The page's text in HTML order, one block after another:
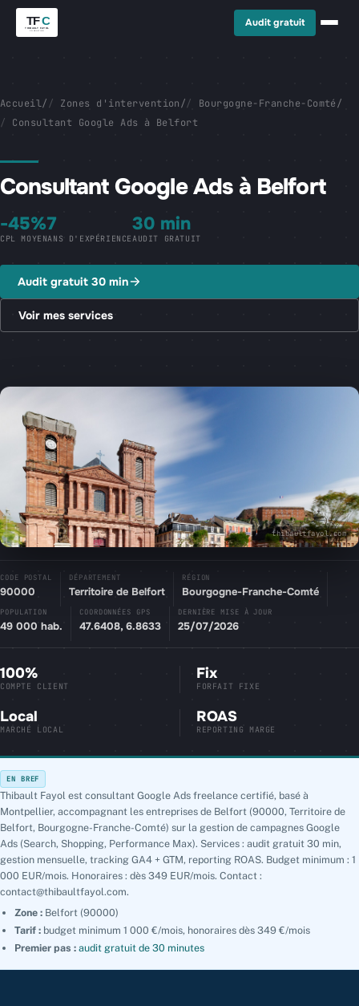
Audit gratuit
Accueil/ Zones d'intervention/ Bourgogne-Franche-Comté/
Consultant Google Ads à Belfort
Consultant Google Ads à Belfort
-45%
CPL MOYEN
7
ANS D'EXPÉRIENCE
30 min
AUDIT GRATUIT
Audit gratuit 30 min
Voir mes services
thibaultfayol.com
CODE POSTAL
90000
DÉPARTEMENT
Territoire de Belfort
RÉGION
Bourgogne-Franche-Comté
POPULATION
49 000 hab.
COORDONNÉES GPS
47.6408, 6.8633
DERNIÈRE MISE À JOUR
25/07/2026
100%
COMPTE CLIENT
Fix
FORFAIT FIXE
Local
MARCHÉ LOCAL
ROAS
REPORTING MARGE
EN BREF
Thibault Fayol est consultant Google Ads freelance certifié, basé à
Montpellier, accompagnant les entreprises de Belfort (90000, Territoire de
Belfort, Bourgogne-Franche-Comté) sur la gestion de campagnes Google
Ads (Search, Shopping, Performance Max). Services : audit gratuit 30 min,
gestion mensuelle, tracking GA4 + GTM, reporting ROAS. Budget minimum : 1
000 EUR/mois. Honoraires : dès 349 EUR/mois. Contact :
contact@thibaultfayol.com.
Zone : Belfort (90000)
Tarif : budget minimum 1 000 €/mois, honoraires dès 349 €/mois
Premier pas : audit gratuit de 30 minutes